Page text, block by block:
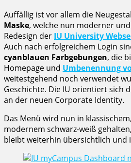
Auffällig ist vor allem die
Maske, welche nun moderner
Redesign der IU University
Auch nach erfolgreichem Login
cyanblauen Farbgebungen, die
Homepage und Umbenennung
weitestgehend noch verwendet
Geschichte. Die IU orientiert sich
an der neuen Corporate Identity.
Das Menü wird nun in
modernem schwarz-weiß
bleibt weiterhin übersichtlich und